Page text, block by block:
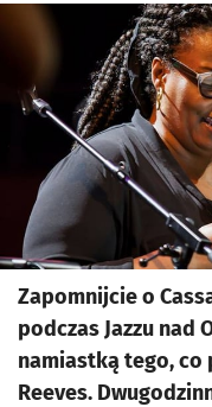
Kliknij, aby powiększyć
Zapomnijcie o
podczas Jazzu nad
namiastką tego, co
Reeves.